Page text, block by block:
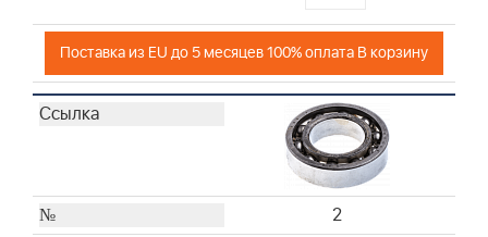
32
33
34
Поставка из EU до 5 месяцев 100% оплата В корзину
2